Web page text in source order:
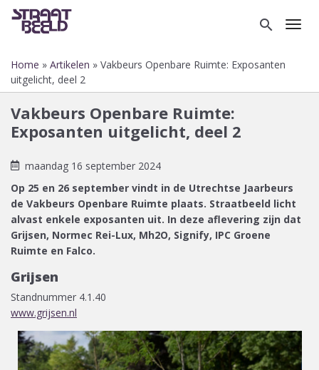
Overslaan
inhoud
gaan
search
Kruimelpad
Home Artikelen
Vakbeurs Openbare Ruimte: Exposanten
uitgelicht, deel 2
Vakbeurs Openbare Ruimte:
Exposanten uitgelicht, deel 2
maandag 16 september 2024
Op 25 en 26 september vindt in de Utrechtse Jaarbeurs
de Vakbeurs Openbare Ruimte plaats. Straatbeeld licht
alvast enkele exposanten uit. In deze aflevering zijn dat
Grijsen, Normec Rei-Lux, Mh2O, Signify, IPC Groene
Ruimte en Falco.
Grijsen
Standnummer 4.1.40
www.grijsen.nl